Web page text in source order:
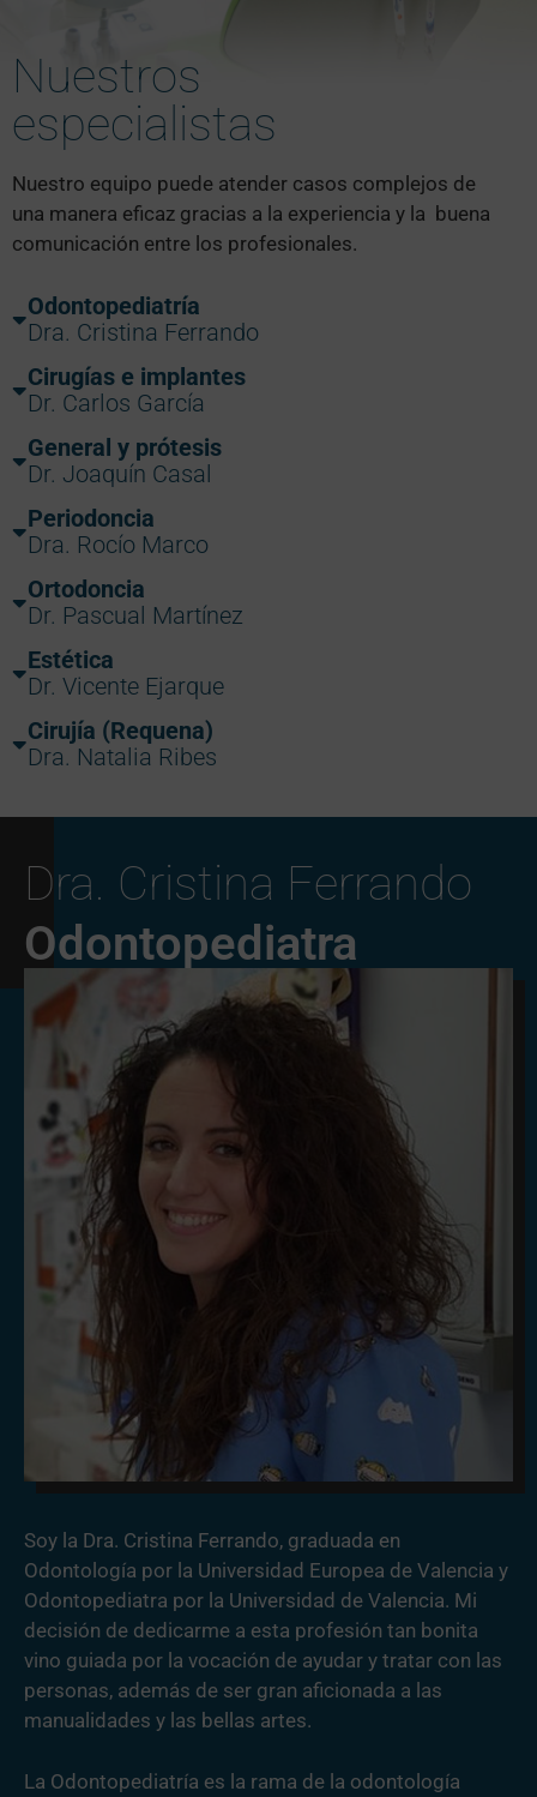
Nuestros
especialistas
Nuestro equipo puede atender casos complejos de
una manera eficaz gracias a la experiencia y la buena
comunicación entre los profesionales.
Odontopediatría
Dra. Cristina Ferrando
Cirugías e implantes
Dr. Carlos García
General y prótesis
Dr. Joaquín Casal
Periodoncia
Dra. Rocío Marco
Ortodoncia
Dr. Pascual Martínez
Estética
Dr. Vicente Ejarque
Cirujía (Requena)
Dra. Natalia Ribes
Dra. Cristina Ferrando
Odontopediatra
Soy la Dra. Cristina Ferrando, graduada en
Odontología por la Universidad Europea de Valencia y
Odontopediatra por la Universidad de Valencia. Mi
decisión de dedicarme a esta profesión tan bonita
vino guiada por la vocación de ayudar y tratar con las
personas, además de ser gran aficionada a las
manualidades y las bellas artes.
La Odontopediatría es la rama de la odontología